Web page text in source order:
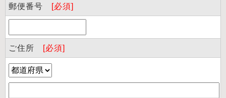
郵便番号 [必須]
ご住所 [必須]